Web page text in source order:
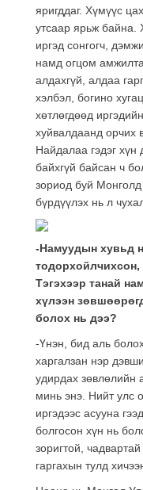
яригддаг. Хүмүүс
утсаар ярьж байна.
иргэд сонгогч,
намд огцом
алдахгүй, алдаа
хэлбэл, богино
хөтлөгдөөд
хуйвалдаанд орчих
Найдалаа гэдэг
байхгүй байсан ч
зориод буй Монголд
бүрдүүлэх нь л
-Намуудын хувьд
тодорхойлчихсон,
Тэгэхээр танай
хүлээн
болох нь дээ?
-Үнэн, бид аль
харгалзан нэр
удирдах зөвлөлийн
минь энэ. Нийт улс
иргэдээс асууна
болгосон хүн нь
зоригтой,
гаргахын тулд